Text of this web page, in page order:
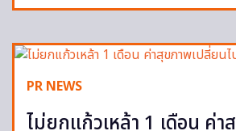
PR NEWS
ไม่ยกแก้วเหล้า 1 เดือน ค่